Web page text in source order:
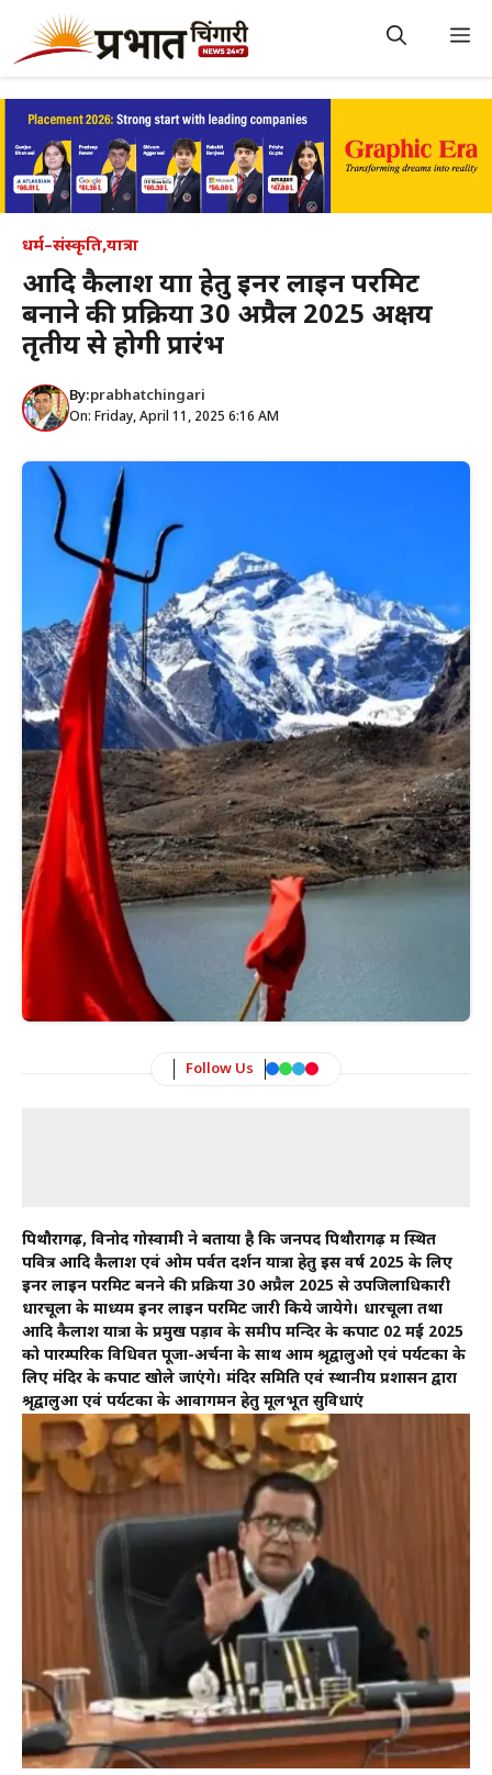
content
धर्म–संस्कृति,यात्रा
आदि कैलाश यात्रा हेतु इनर लाइन परमिट
बनाने की प्रक्रिया 30 अप्रैल 2025 अक्षय
तृतीय से होगी प्रारंभ
By:prabhatchingari
On: Friday, April 11, 2025 6:16 AM
Follow Us
पिथौरागढ़, विनोद गोस्वामी ने बताया है कि जनपद पिथौरागढ़ में स्थित
पवित्र आदि कैलाश एवं ओम पर्वत दर्शन यात्रा हेतु इस वर्ष 2025 के लिए
इनर लाइन परमिट बनने की प्रक्रिया 30 अप्रैल 2025 से उपजिलाधिकारी
धारचूला के माध्यम इनर लाइन परमिट जारी किये जायेेंगे। धारचूला तथा
आदि कैलाश यात्रा के प्रमुख पड़ाव के समीप मन्दिर के कपाट 02 मई 2025
को पारम्परिक विधिवत पूजा-अर्चना के साथ आम श्रृद्वालुओ एवं पर्यटकों के
लिए मंदिर के कपाट खोले जाएंगे। मंदिर समिति एवं स्थानीय प्रशासन द्वारा
श्रृद्वालुओं एवं पर्यटकों के आवागमन हेतु मूलभूत सुविधाएं